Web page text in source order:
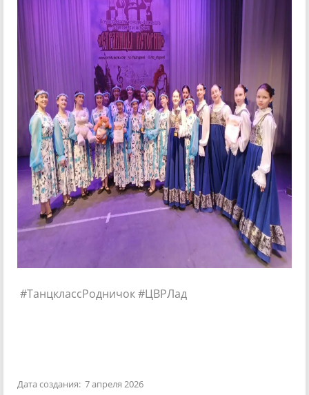
#ТанцклассРодничок #ЦВРЛад
Дата создания: 7 апреля 2026